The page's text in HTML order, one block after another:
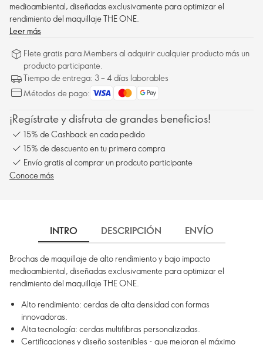
medioambiental, diseñadas exclusivamente para optimizar el
rendimiento del maquillaje THE ONE.
Leer más
Flete gratis para Members al adquirir cualquier producto más un
producto participante.
Tiempo de entrega: 3 – 4 días laborables
Métodos de pago:
¡Regístrate y disfruta de grandes beneficios!
15% de Cashback en cada pedido
15% de descuento en tu primera compra
Envío gratis al comprar un prodcuto participante
Conoce más
INTRO DESCRIPCIÓN ENVÍO
Brochas de maquillaje de alto rendimiento y bajo impacto
medioambiental, diseñadas exclusivamente para optimizar el
rendimiento del maquillaje THE ONE.
Alto rendimiento: cerdas de alta densidad con formas
innovadoras.
Alta tecnología: cerdas multifibras personalizadas.
Certificaciones y diseño sostenibles - que mejoran el máximo